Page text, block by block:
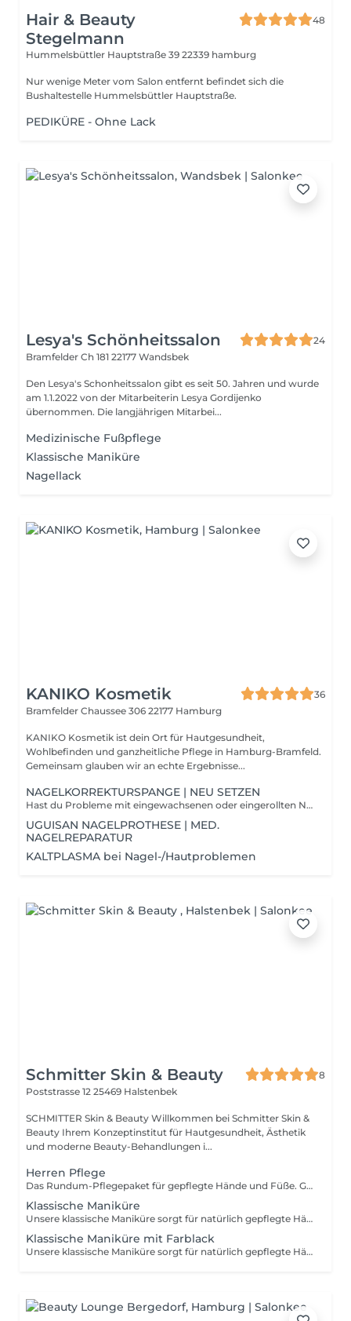
Hair & Beauty
Stegelmann
48
Hummelsbüttler Hauptstraße 39 22339 hamburg
Nur wenige Meter vom Salon entfernt befindet sich die
Bushaltestelle Hummelsbüttler Hauptstraße.
PEDIKÜRE - Ohne Lack
Lesya's Schönheitssalon
24
Bramfelder Ch 181 22177 Wandsbek
Den Lesya's Schonheitssalon gibt es seit 50. Jahren und wurde
am 1.1.2022 von der Mitarbeiterin Lesya Gordijenko
übernommen. Die langjährigen Mitarbei...
Medizinische Fußpflege
Klassische Maniküre
Nagellack
KANIKO Kosmetik
36
Bramfelder Chaussee 306 22177 Hamburg
KANIKO Kosmetik ist dein Ort für Hautgesundheit,
Wohlbefinden und ganzheitliche Pflege in Hamburg-Bramfeld.
Gemeinsam glauben wir an echte Ergebnisse...
NAGELKORREKTURSPANGE | NEU SETZEN
Hast du Probleme mit eingewachsenen oder eingerollten Nägeln? Wir können das einfach und effektiv mit verschiedenen Nagelkorrekturspangen behandeln. Wir beraten dich gern, welche Spange für dich die passende ist. - Die einfache Combi-Ped-Spange, wenn nur eine Nagelecke/-seite betroffen ist. - Die 3TO-Spange (die mehrfach wiederverwendet werden kann), wenn der Nagel an beiden Seiten behandelt werden soll. - Die Klebespange PodoStripe, wenn z.B. die Nagelkante nicht erreichbar ist oder eine Entzündung vorliegt. Auch für Diabetiker geeignet.
UGUISAN NAGELPROTHESE | MED.
NAGELREPARATUR
KALTPLASMA bei Nagel-/Hautproblemen
Schmitter Skin & Beauty
8
Poststrasse 12 25469 Halstenbek
SCHMITTER Skin & Beauty Willkommen bei Schmitter Skin &
Beauty Ihrem Konzeptinstitut für Hautgesundheit, Ästhetik
und moderne Beauty-Behandlungen i...
Herren Pflege
Das Rundum-Pflegepaket für gepflegte Hände und Füße. Genießen Sie eine professionelle Maniküre und Pediküre inklusive Hand- und Fußbad, Nagelpflege, Hornhautentfernung sowie einer hochwertigen Abschlusspflege Schöne gepflegte Männerhände und Füße ergänzt durch Peeling und Maske.– ideal für alle Männer, die Wert auf ein gepflegtes Erscheinungsbild legen.
Klassische Maniküre
Unsere klassische Maniküre sorgt für natürlich gepflegte Hände. Nach einem entspannenden Handbad werden die Nägel gekürzt, in Form gefeilt und die Nagelhaut professionell gepflegt. Eine reichhaltige Pflege mit Nagelöl und Handcreme rundet die Behandlung ab.
Klassische Maniküre mit Farblack
Unsere klassische Maniküre sorgt für natürlich gepflegte Hände. Nach einem entspannenden Handbad werden die Nägel gekürzt, in Form gefeilt und die Nagelhaut professionell gepflegt. Eine reichhaltige Pflege mit Nagelöl und Handcreme rundet die Behandlung ab. Maniküre mit Farblack Alle Leistungen unserer klassischen Maniküre kombiniert mit einem hochwertigen Farblack in Ihrer Wunschfarbe. Für gepflegte Hände mit einem frischen, eleganten Finish.